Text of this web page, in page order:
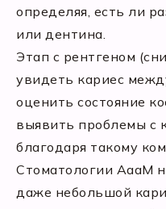
определяя, есть ли
или дентина.
Этап с рентгеном
увидеть кариес
оценить состояние
выявить проблемы с
благодаря такому
Стоматологии АааМ
даже небольшой